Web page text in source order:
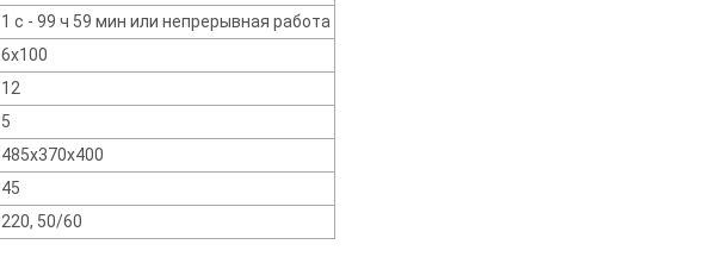
1 с - 99 ч 59 мин или непрерывная работа
6х100
12
5
485х370х400
45
220, 50/60